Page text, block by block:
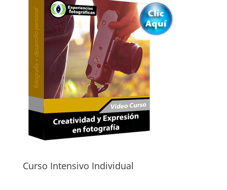
Curso Intensivo Individual